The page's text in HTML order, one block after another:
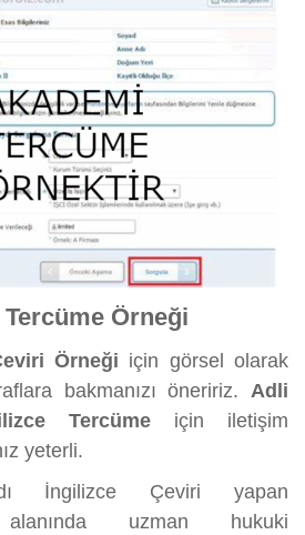
Örneği
Örneği için görsel olarak
bakmanızı öneririz. Adli
Tercüme için iletişim
yeterli.
İngilizce Çeviri yapan
alanında uzman hukuki